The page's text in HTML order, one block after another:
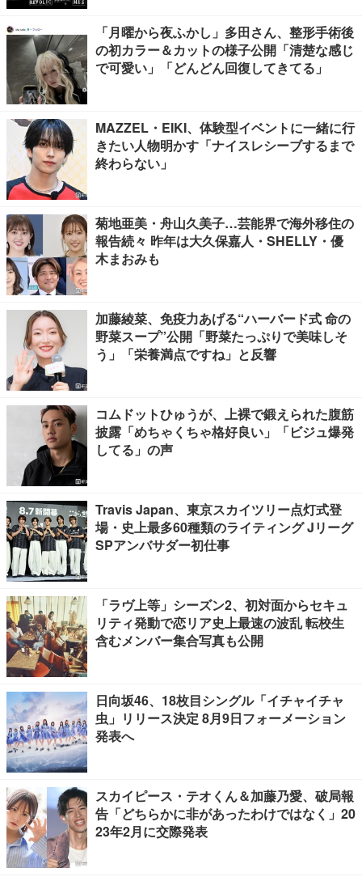
「月曜から夜ふかし」多田さん、整形手術後
の初カラー＆カットの様子公開「清楚な感じ
で可愛い」「どんどん回復してきてる」
MAZZEL・EIKI、体験型イベントに一緒に行
きたい人物明かす「ナイスレシーブするまで
終わらない」
菊地亜美・舟山久美子…芸能界で海外移住の
報告続々 昨年は大久保嘉人・SHELLY・優
木まおみも
加藤綾菜、免疫力あげる“ハーバード式 命の
野菜スープ”公開「野菜たっぷりで美味しそ
う」「栄養満点ですね」と反響
コムドットひゅうが、上裸で鍛えられた腹筋
披露「めちゃくちゃ格好良い」「ビジュ爆発
してる」の声
Travis Japan、東京スカイツリー点灯式登
場・史上最多60種類のライティング Jリーグ
SPアンバサダー初仕事
「ラヴ上等」シーズン2、初対面からセキュ
リティ発動で恋リア史上最速の波乱 転校生
含むメンバー集合写真も公開
日向坂46、18枚目シングル「イチャイチャ
虫」リリース決定 8月9日フォーメーション
発表へ
スカイピース・テオくん＆加藤乃愛、破局報
告「どちらかに非があったわけではなく」20
23年2月に交際発表